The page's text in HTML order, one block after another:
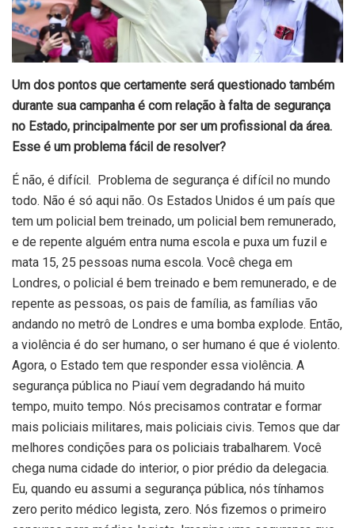
Um dos pontos que certamente será questionado também
durante sua campanha é com relação à falta de segurança
no Estado, principalmente por ser um profissional da área.
Esse é um problema fácil de resolver?
É não, é difícil. Problema de segurança é difícil no mundo
todo. Não é só aqui não. Os Estados Unidos é um país que
tem um policial bem treinado, um policial bem remunerado,
e de repente alguém entra numa escola e puxa um fuzil e
mata 15, 25 pessoas numa escola. Você chega em
Londres, o policial é bem treinado e bem remunerado, e de
repente as pessoas, os pais de família, as famílias vão
andando no metrô de Londres e uma bomba explode. Então,
a violência é do ser humano, o ser humano é que é violento.
Agora, o Estado tem que responder essa violência. A
segurança pública no Piauí vem degradando há muito
tempo, muito tempo. Nós precisamos contratar e formar
mais policiais militares, mais policiais civis. Temos que dar
melhores condições para os policiais trabalharem. Você
chega numa cidade do interior, o pior prédio da delegacia.
Eu, quando eu assumi a segurança pública, nós tínhamos
zero perito médico legista, zero. Nós fizemos o primeiro